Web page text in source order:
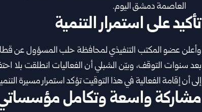
العاصمة دمشق اليوم.
تأكيد على استمرار التنمية
وأعلن عضو المكتب التنفيذي لمحافظة حلب المسؤول عن قطاع
بعد سنوات التوقف، وبيّن الشبلي أن الفعاليات انطلقت بلا
إلى أن إقامة الفعالية في هذا التوقيت تؤكد استمرار مسيرة
مشاركة واسعة وتكامل